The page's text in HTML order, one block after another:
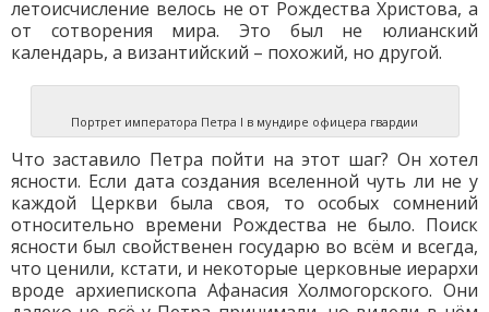
летоисчисление велось не от Рождества Христова, а
от сотворения мира. Это был не юлианский
календарь, а византийский – похожий, но другой.
Портрет императора Петра I в мундире офицера гвардии
Что заставило Петра пойти на этот шаг? Он хотел
ясности. Если дата создания вселенной чуть ли не у
каждой Церкви была своя, то особых сомнений
относительно времени Рождества не было. Поиск
ясности был свойственен государю во всём и всегда,
что ценили, кстати, и некоторые церковные иерархи
вроде архиепископа Афанасия Холмогорского. Они